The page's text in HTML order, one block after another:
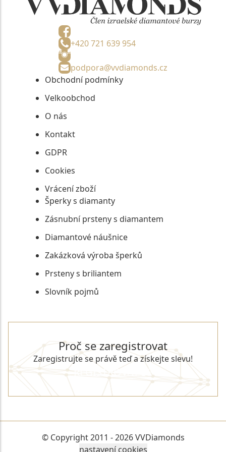
+420 721 639 954
podpora@vvdiamonds.cz
Obchodní podmínky
Velkoobchod
O nás
Kontakt
GDPR
Cookies
Vrácení zboží
Šperky s diamanty
Zásnubní prsteny s diamantem
Diamantové náušnice
Zakázková výroba šperků
Prsteny s briliantem
Slovník pojmů
Proč se zaregistrovat
Zaregistrujte se právě teď a získejte slevu!
REGISTROVAT SE
© Copyright 2011 - 2026 VVDiamonds
nastavení cookies